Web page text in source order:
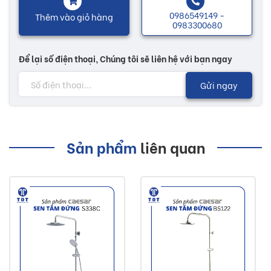
trong thời gian 1 năm nếu có vấn đề cũng có thể yêu cầu
đổi hàng.
Nhiều mẫu mã với các chức năng độc đáo sẽ có thêm
nhiều sự lựa chọn tùy theo sở thích của khách hàng. Các
sản phẩm chậu rửa giúp cho không gian vệ sinh trở nên tươi
thêm phong phú có lợi cho sức khoẻ...
Hình ảnh quý khách đang xem có thể khác 2/10 so
với thực tế do công nghệ chụp hình và ánh sáng.
Đơn giá trên chưa bao gồm Vận chuyển và Khuyến
Thêm vào giỏ hàng 0986549149 -
0983300680
Để lại số điện thoại, Chúng tôi sẽ liên hệ với bạn ngay
Gửi ngay
Sản phẩm liên quan